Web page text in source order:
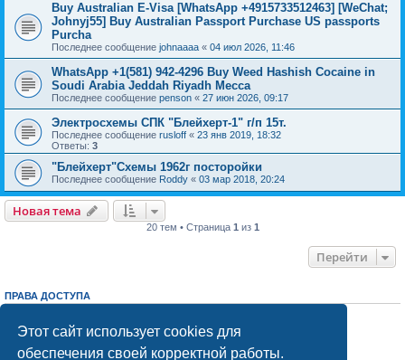
Этот сайт использует cookies для
обеспечения своей корректной работы.
Buy Australian E-Visa [WhatsApp +4915733512463] [WeChat;
Johnyj55] Buy Australian Passport Purchase US passports
Purcha
Последнее сообщение johnaaaa « 04 июл 2026, 11:46
WhatsApp +1(581) 942-4296 Buy Weed Hashish Cocaine in
Soudi Arabia Jeddah Riyadh Mecca
Последнее сообщение penson « 27 июн 2026, 09:17
Электросхемы СПК "Блейхерт-1" г/п 15т.
Последнее сообщение rusloff « 23 янв 2019, 18:32
Ответы: 3
"Блейхерт"Схемы 1962г посторойки
Последнее сообщение Roddy « 03 мар 2018, 20:24
Новая тема
20 тем • Страница 1 из 1
Перейти
ПРАВА ДОСТУПА
Выне можетеотвечать на сообщения
Выне можетередактировать свои сообщения
Выне можетеудалять свои сообщения